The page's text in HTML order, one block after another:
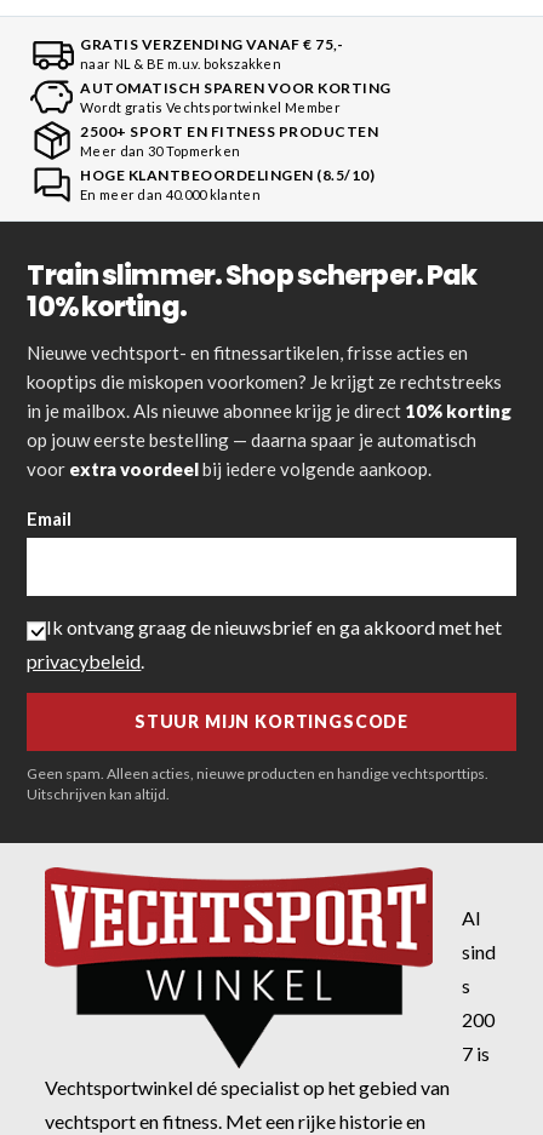
GRATIS VERZENDING VANAF € 75,-
naar NL & BE m.u.v. bokszakken
AUTOMATISCH SPAREN VOOR KORTING
Wordt gratis Vechtsportwinkel Member
2500+ SPORT EN FITNESS PRODUCTEN
Meer dan 30 Topmerken
HOGE KLANTBEOORDELINGEN (8.5/10)
En meer dan 40.000 klanten
Train slimmer. Shop scherper. Pak
10% korting.
Nieuwe vechtsport- en fitnessartikelen, frisse acties en
kooptips die miskopen voorkomen? Je krijgt ze rechtstreeks
in je mailbox. Als nieuwe abonnee krijg je direct 10% korting
op jouw eerste bestelling — daarna spaar je automatisch
voor extra voordeelbij iedere volgende aankoop.
Email
Ik ontvang graag de nieuwsbrief en ga akkoord met het
privacybeleid.
Geen spam. Alleen acties, nieuwe producten en handige vechtsporttips.
Uitschrijven kan altijd.
Al
sind
s
200
7 is
Vechtsportwinkel dé specialist op het gebied van
vechtsport en fitness. Met een rijke historie en